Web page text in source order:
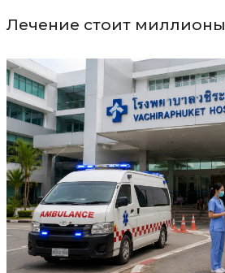
Лечение стоит миллионы